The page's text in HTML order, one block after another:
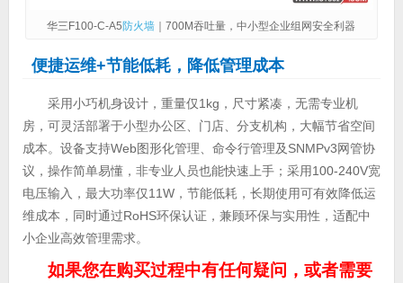
华三F100-C-A5防火墙 ｜700M吞吐量，中小型企业组网安全利器
便捷运维+节能低耗，降低管理成本
采用小巧机身设计，重量仅1kg，尺寸紧凑，无需专业机
房，可灵活部署于小型办公区、门店、分支机构，大幅节省空间
成本。设备支持Web图形化管理、命令行管理及SNMPv3网管协
议，操作简单易懂，非专业人员也能快速上手；采用100-240V宽
电压输入，最大功率仅11W，节能低耗，长期使用可有效降低运
维成本，同时通过RoHS环保认证，兼顾环保与实用性，适配中
小企业高效管理需求。
如果您在购买过程中有任何疑问，或者需要